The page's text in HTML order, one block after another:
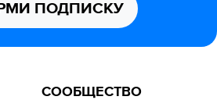
ПОДПИСКУ
СООБЩЕСТВО